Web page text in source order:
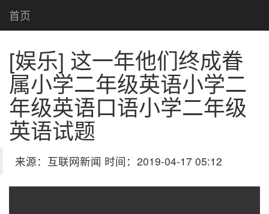
首页
[娱乐] 这一年他们终成眷
属小学二年级英语小学二
年级英语口语小学二年级
英语试题
来源：互联网新闻 时间：2019-04-17 05:12